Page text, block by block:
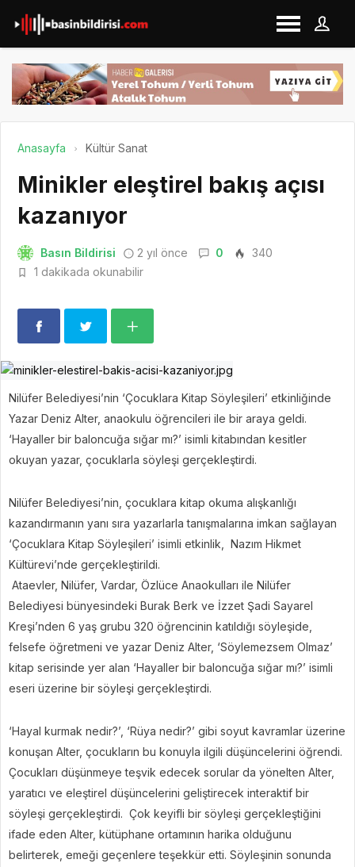
Anasayfa Kültür Sanat
Minikler eleştirel bakış açısı
kazanıyor
Basın Bildirisi 2 yıl önce 0
340
1 dakikada okunabilir
Nilüfer Belediyesi’nin ‘Çocuklara Kitap Söyleşileri’ etkinliğinde
Yazar Deniz Alter, anaokulu öğrencileri ile bir araya geldi.
‘Hayaller bir baloncuğa sığar mı?’ isimli kitabından kesitler
okuyan yazar, çocuklarla söyleşi gerçekleştirdi.
Nilüfer Belediyesi’nin, çocuklara kitap okuma alışkanlığı
kazandırmanın yanı sıra yazarlarla tanışmalarına imkan sağlayan
‘Çocuklara Kitap Söyleşileri’ isimli etkinlik, Nazım Hikmet
Kültürevi’nde gerçekleştirildi.
Ataevler, Nilüfer, Vardar, Özlüce Anaokulları ile Nilüfer
Belediyesi bünyesindeki Burak Berk ve İzzet Şadi Sayarel
Kreşi’nden 6 yaş grubu 320 öğrencinin katıldığı söyleşide,
felsefe öğretmeni ve yazar Deniz Alter, ‘Söylemezsem Olmaz’
kitap serisinde yer alan ‘Hayaller bir baloncuğa sığar mı?’ isimli
eseri üzerine bir söyleşi gerçekleştirdi.
‘Hayal kurmak nedir?’, ‘Rüya nedir?’ gibi soyut kavramlar üzerine
konuşan Alter, çocukların bu konuyla ilgili düşüncelerini öğrendi.
Çocukları düşünmeye teşvik edecek sorular da yönelten Alter,
yaratıcı ve eleştirel düşüncelerini geliştirecek interaktif bir
söyleşi gerçekleştirdi. Çok keyifli bir söyleşi gerçekleştiğini
ifade eden Alter, kütüphane ortamının harika olduğunu
belirterek, emeği geçenlere teşekkür etti. Söyleşinin sonunda